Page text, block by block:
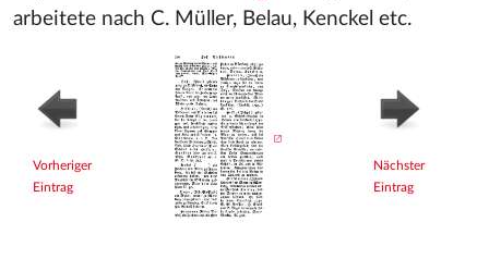
arbeitete nach C. Müller, Belau, Kenckel etc.
Vorheriger
Eintrag
Nächster
Eintrag